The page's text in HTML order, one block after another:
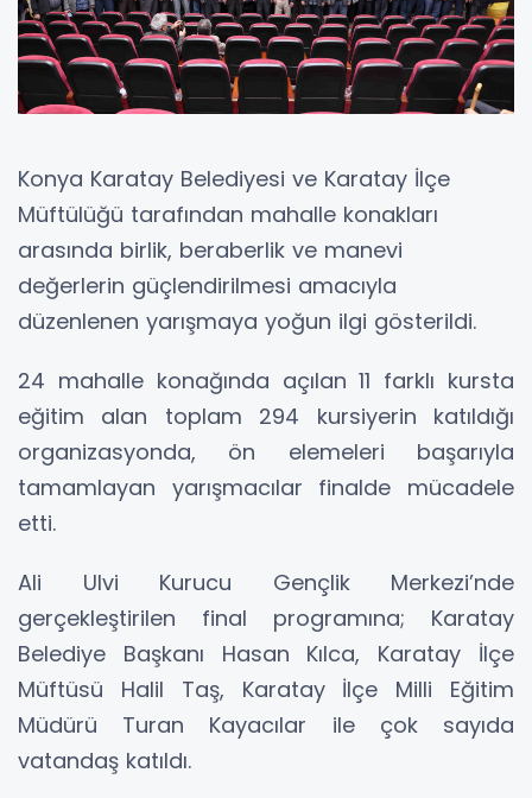
Konya Karatay Belediyesi ve Karatay İlçe
Müftülüğü tarafından mahalle konakları
arasında birlik, beraberlik ve manevi
değerlerin güçlendirilmesi amacıyla
düzenlenen yarışmaya yoğun ilgi gösterildi.
24 mahalle konağında açılan 11 farklı kursta
eğitim alan toplam 294 kursiyerin katıldığı
organizasyonda, ön elemeleri başarıyla
tamamlayan yarışmacılar finalde mücadele
etti.
Ali Ulvi Kurucu Gençlik Merkezi’nde
gerçekleştirilen final programına; Karatay
Belediye Başkanı Hasan Kılca, Karatay İlçe
Müftüsü Halil Taş, Karatay İlçe Milli Eğitim
Müdürü Turan Kayacılar ile çok sayıda
vatandaş katıldı.